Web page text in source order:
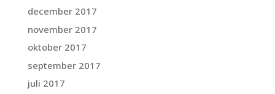
december 2017
november 2017
oktober 2017
september 2017
juli 2017